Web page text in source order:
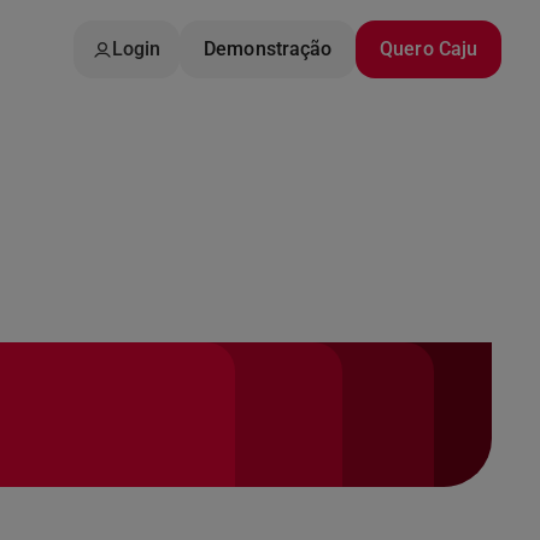
Login Demonstração Quero Caju